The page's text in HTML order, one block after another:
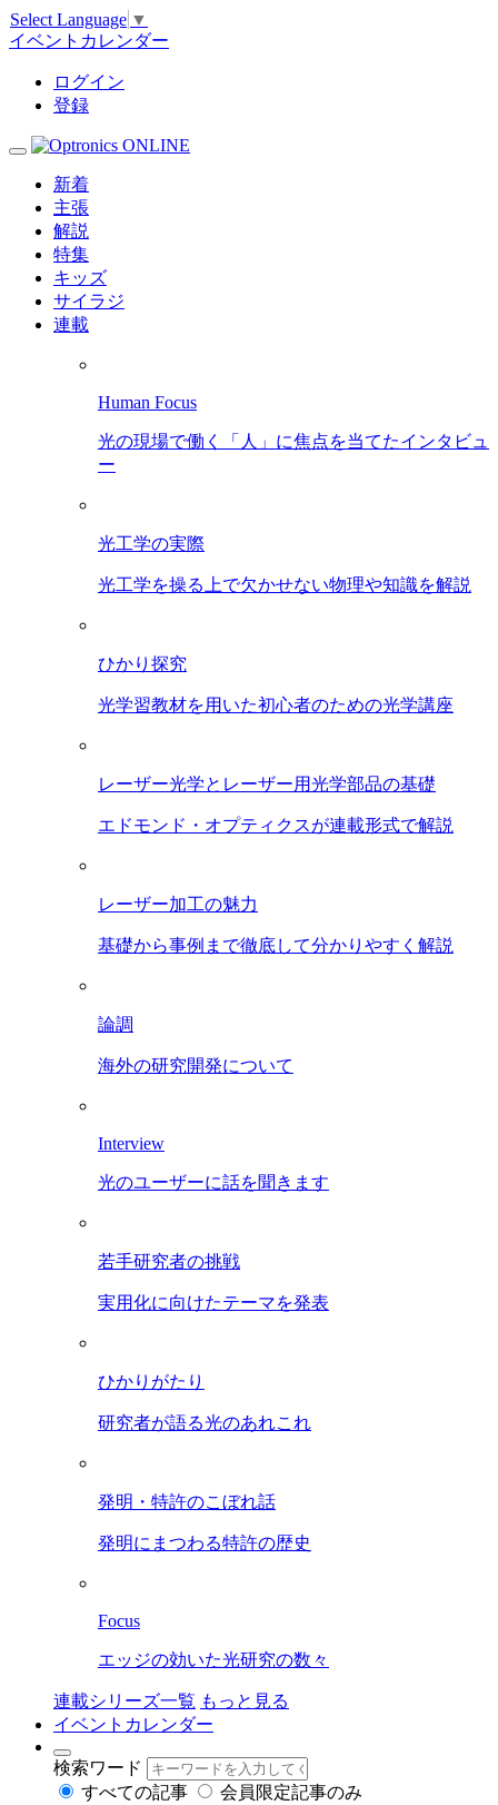
Select Language ▼
イベントカレンダー
ログイン
登録
新着
主張
解説
特集
キッズ
サイラジ
連載
Human Focus
光の現場で働く「人」に焦点を当てたインタビュ
ー
光工学の実際
光工学を操る上で欠かせない物理や知識を解説
ひかり探究
光学習教材を用いた初心者のための光学講座
レーザー光学とレーザー用光学部品の基礎
エドモンド・オプティクスが連載形式で解説
レーザー加工の魅力
基礎から事例まで徹底して分かりやすく解説
論調
海外の研究開発について
Interview
光のユーザーに話を聞きます
若手研究者の挑戦
実用化に向けたテーマを発表
ひかりがたり
研究者が語る光のあれこれ
発明・特許のこぼれ話
発明にまつわる特許の歴史
Focus
エッジの効いた光研究の数々
連載シリーズ一覧 もっと見る
イベントカレンダー
検索ワード
すべての記事
会員限定記事のみ